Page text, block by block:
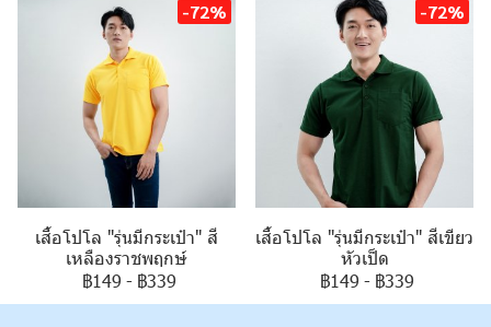
-72%
เสื้อโปโล "รุ่นมีกระเป๋า" สี
เหลืองราชพฤกษ์
฿149 - ฿339
-72%
เสื้อโปโล "รุ่นมีกระเป๋า" สีเขียว
หัวเป็ด
฿149 - ฿339